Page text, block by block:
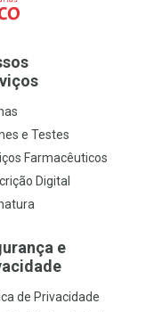
e Testes
Farmacêuticos
Digital
e
de Privacidade